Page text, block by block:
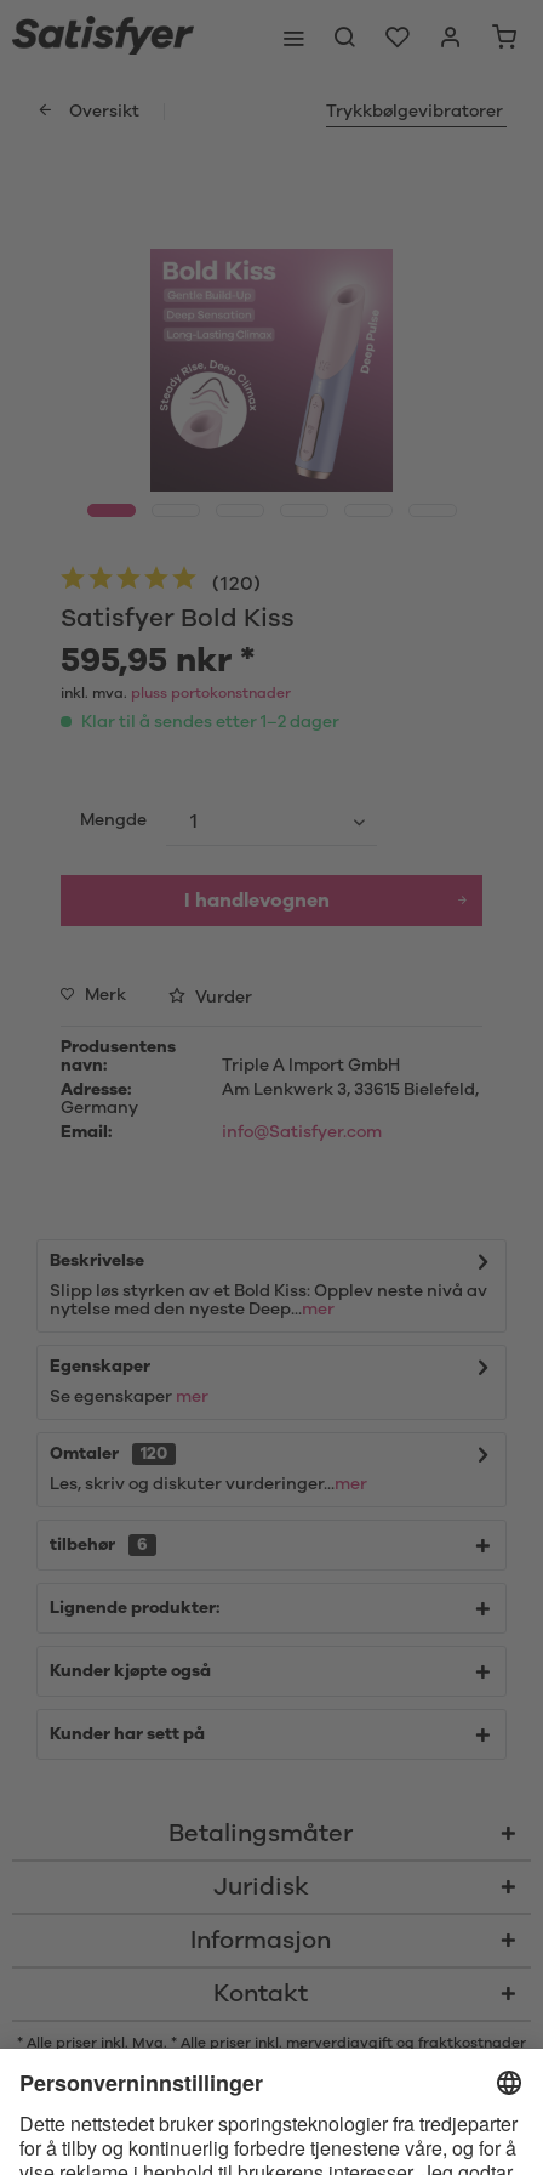
Oversikt Trykkbølgevibratorer
Satisfyer Bold Kiss
(120)
595,95 nkr *
inkl. mva. pluss portokonstnader
Klar til å sendes etter 1–2 dager
Mengde
I handlevognen
Merk Vurder
Produsentens
navn:
Triple A Import GmbH
Adresse:
Am Lenkwerk 3, 33615 Bielefeld,
Germany
Email:
info@Satisfyer.com
Beskrivelse
Slipp løs styrken av et Bold Kiss: Opplev neste nivå av
nytelse med den nyeste Deep...mer
Egenskaper
Se egenskaper mer
Omtaler
120
Les, skriv og diskuter vurderinger...mer
tilbehør 6
Lignende produkter:
Kunder kjøpte også
Kunder har sett på
Betalingsmåter
Juridisk
Informasjon
Kontakt
* Alle priser inkl. Mva. * Alle priser inkl. merverdiavgift og fraktkostnader
* Bluetooth®s ordmerke og logoer er registrerte varemerker som eies av
Bluetooth SIG, Inc., og enhver bruk av slike merker av Satisfyer GmbH
skjer på lisens.